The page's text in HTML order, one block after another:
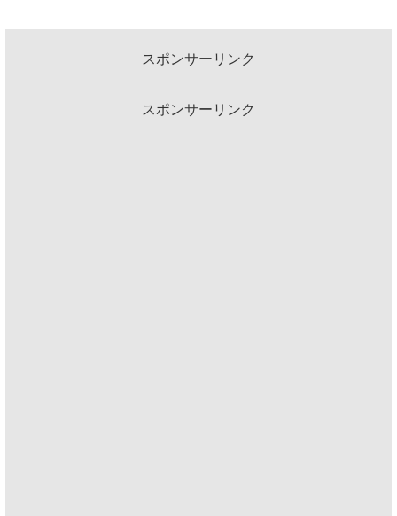
スポンサーリンク
スポンサーリンク